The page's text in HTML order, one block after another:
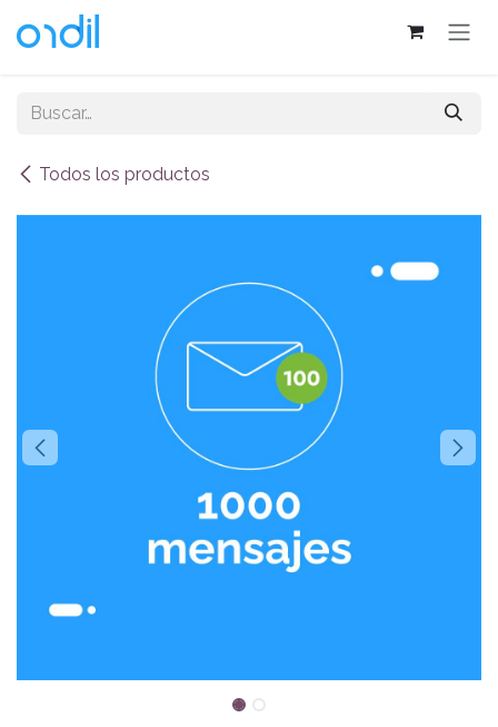
Ir al contenido
Todos los productos